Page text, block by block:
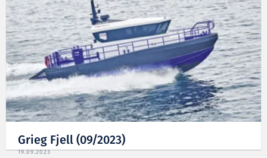
Grieg Fjell (09/2023)
19.09.2023